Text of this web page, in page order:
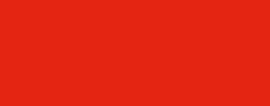
antropologiczne i kognitywistyczne